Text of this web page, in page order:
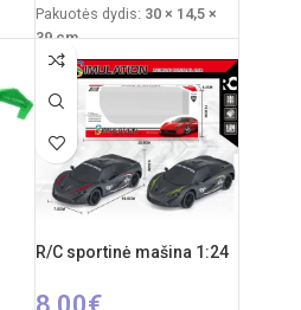
Pakuotės dydis: 30 × 14,5 ×
39 cm
Pakuotės svoris:1,5 kg
Medžiaga: plastikas
Komplekte: robotas, valdymo
pultas, ~10 šovinių
Rekomenduojamas amžius:
R/C sportinė mašina 1:24